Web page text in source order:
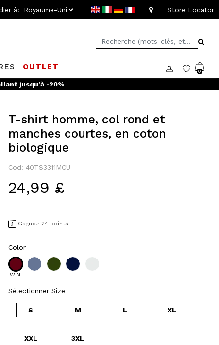
à: Store Locator
OUTLET
0
jusqu'à -20%
T-shirt homme, col rond et
manches courtes, en coton
biologique
Cod: 40TS3311MCU
24,99 £
Gagnez 24 points
Color
WINE
Sélectionner Size
S M L XL
XXL 3XL